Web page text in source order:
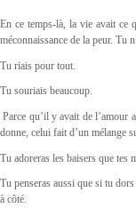
En ce temps-là, la vie avait ce
méconnaissance de la peur. Tu
Tu riais pour tout.
Tu souriais beaucoup.
Parce qu’il y avait de l’amour
donne, celui fait d’un mélange
Tu adoreras les baisers que tes
Tu penseras aussi que si tu
à côté.